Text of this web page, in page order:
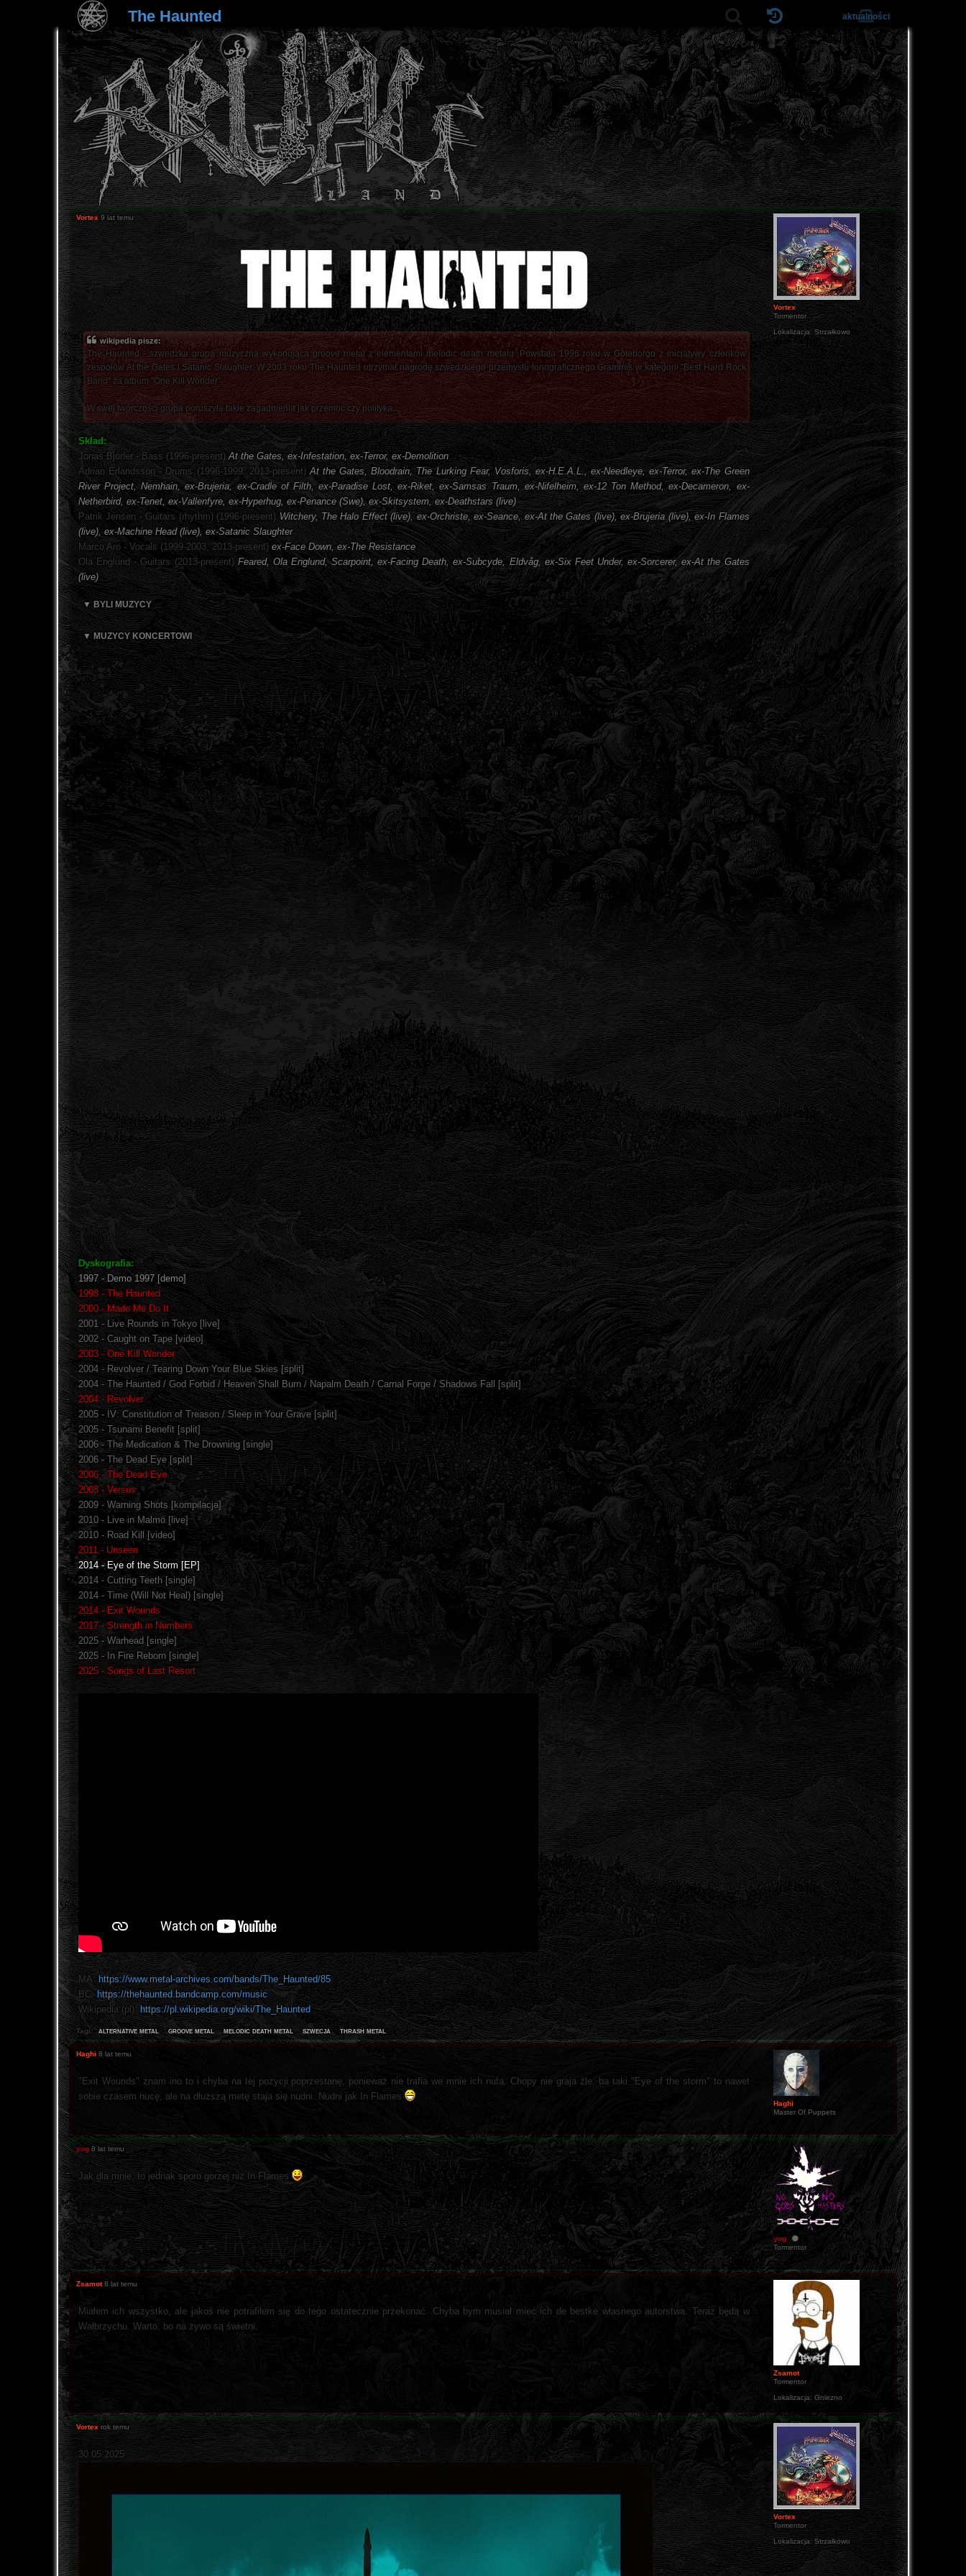
The Haunted aktualności
Vortex
Tormentor
Lokalizacja: Strzałkowo
Vortex 9 lat temu
wikipedia pisze:
The Haunted - szwedzka grupa muzyczna wykonująca groove metal z elementami melodic death metalu. Powstała 1996 roku w Göteborgu z inicjatywy członków
zespołów At the Gates i Satanic Slaughter. W 2003 roku The Haunted otrzymał nagrodę szwedzkiego przemysłu fonograficznego Grammis w kategorii "Best Hard Rock
Band" za album "One Kill Wonder".
W swej twórczości grupa poruszyła takie zagadnienia jak przemoc czy polityka.
Skład:
Jonas Björler - Bass (1996-present)At the Gates, ex-Infestation, ex-Terror, ex-Demolition
Adrian Erlandsson - Drums (1996-1999, 2013-present)At the Gates, Bloodrain, The Lurking Fear, Vosforis, ex-H.E.A.L., ex-Needleye, ex-Terror, ex-The Green
River Project, Nemhain, ex-Brujeria, ex-Cradle of Filth, ex-Paradise Lost, ex-Riket, ex-Samsas Traum, ex-Nifelheim, ex-12 Ton Method, ex-Decameron, ex-
Netherbird, ex-Tenet, ex-Vallenfyre, ex-Hyperhug, ex-Penance (Swe), ex-Skitsystem, ex-Deathstars (live)
Patrik Jensen - Guitars (rhythm) (1996-present) Witchery, The Halo Effect (live), ex-Orchriste, ex-Seance, ex-At the Gates (live), ex-Brujeria (live), ex-In Flames
(live), ex-Machine Head (live), ex-Satanic Slaughter
Marco Aro - Vocals (1999-2003, 2013-present) ex-Face Down, ex-The Resistance
Ola Englund - Guitars (2013-present) Feared, Ola Englund, Scarpoint, ex-Facing Death, ex-Subcyde, Eldvåg, ex-Six Feet Under, ex-Sorcerer, ex-At the Gates
(live)
▼ BYLI MUZYCY
▼ MUZYCY KONCERTOWI
Dyskografia:
1997 - Demo 1997 [demo]
1998 - The Haunted
2000 - Made Me Do It
2001 - Live Rounds in Tokyo [live]
2002 - Caught on Tape [video]
2003 - One Kill Wonder
2004 - Revolver / Tearing Down Your Blue Skies [split]
2004 - The Haunted / God Forbid / Heaven Shall Burn / Napalm Death / Carnal Forge / Shadows Fall [split]
2004 - Revolver
2005 - IV: Constitution of Treason / Sleep in Your Grave [split]
2005 - Tsunami Benefit [split]
2006 - The Medication & The Drowning [single]
2006 - The Dead Eye [split]
2006 - The Dead Eye
2008 - Versus
2009 - Warning Shots [kompilacja]
2010 - Live in Malmö [live]
2010 - Road Kill [video]
2011 - Unseen
2014 - Eye of the Storm [EP]
2014 - Cutting Teeth [single]
2014 - Time (Will Not Heal) [single]
2014 - Exit Wounds
2017 - Strength in Numbers
2025 - Warhead [single]
2025 - In Fire Reborn [single]
2025 - Songs of Last Resort
MA: https://www.metal-archives.com/bands/The_Haunted/85
BC: https://thehaunted.bandcamp.com/music
Wikipedia (pl): https://pl.wikipedia.org/wiki/The_Haunted
Tagi: alternative metal groove metal melodic death metal szwecja thrash metal
Haghi
Master Of Puppets
Haghi 8 lat temu
"Exit Wounds" znam ino to i chyba na tej pozycji poprzestanę, ponieważ nie trafia we mnie ich nuta. Chopy nie graja źle, ba taki "Eye of the storm" to nawet
sobie czasem nucę, ale na dłuższą metę staja się nudni. Nudni jak In Flames
yog
Tormentor
yog 8 lat temu
Jak dla mnie, to jednak sporo gorzej niż In Flames
Zsamot
Tormentor
Lokalizacja: Gniezno
Zsamot 8 lat temu
Miałem ich wszystko, ale jakoś nie potrafiłem się do tego ostatecznie przekonać. Chyba bym musiał mieć ich de bestke własnego autorstwa. Teraz będą w
Wałbrzychu. Warto, bo na żywo są świetni.
Vortex
Tormentor
Lokalizacja: Strzałkowo
Vortex rok temu
30.05.2025